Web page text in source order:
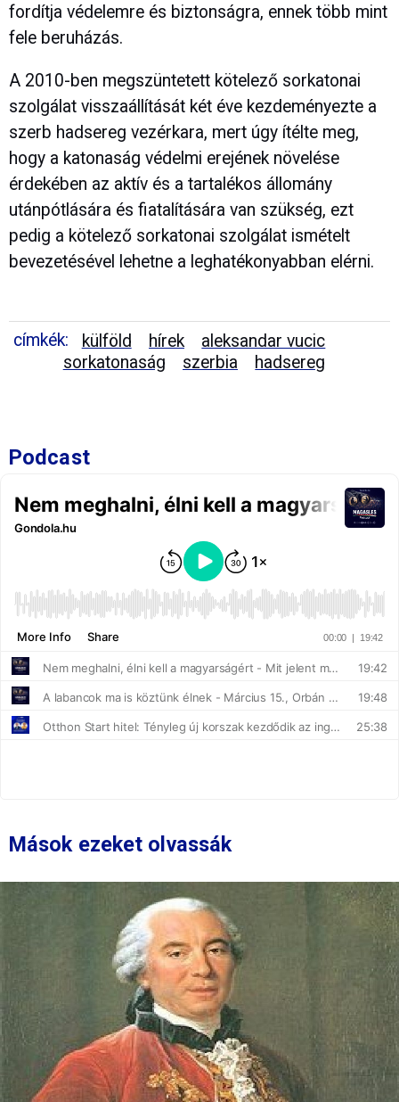
fordítja védelemre és biztonságra, ennek több mint
fele beruházás.
A 2010-ben megszüntetett kötelező sorkatonai
szolgálat visszaállítását két éve kezdeményezte a
szerb hadsereg vezérkara, mert úgy ítélte meg,
hogy a katonaság védelmi erejének növelése
érdekében az aktív és a tartalékos állomány
utánpótlására és fiatalítására van szükség, ezt
pedig a kötelező sorkatonai szolgálat ismételt
bevezetésével lehetne a leghatékonyabban elérni.
címkék: külföld hírek
aleksandar vucic
sorkatonaság
szerbia hadsereg
Podcast
Mások ezeket olvassák